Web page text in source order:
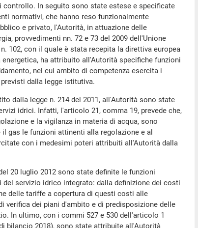
In seguito sono state estese e specificate
normativi, che hanno reso funzionalmente
e privato, l'Autorità, in attuazione delle
provvedimenti nn. 72 e 73 del 2009 dell'Unione
102, con il quale è stata recepita la direttiva europea
ha attribuito all'Autorità specifiche funzioni
nel cui ambito di competenza esercita i
dalla legge istitutiva.
dalla legge n. 214 del 2011, all'Autorità sono state
idrici. Infatti, l'articolo 21, comma 19, prevede che,
e la vigilanza in materia di acqua, sono
gas le funzioni attinenti alla regolazione e al
con i medesimi poteri attribuiti all'Autorità dalla
20 luglio 2012 sono state definite le funzioni
servizio idrico integrato: dalla definizione dei costi
delle tariffe a copertura di questi costi alle
verifica dei piani d'ambito e di predisposizione delle
In ultimo, con i commi 527 e 530 dell'articolo 1
bilancio 2018), sono state attribuite all'Autorità